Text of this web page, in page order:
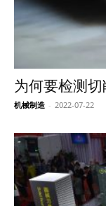
为何要检测切
机械制造 - 2022-07-22